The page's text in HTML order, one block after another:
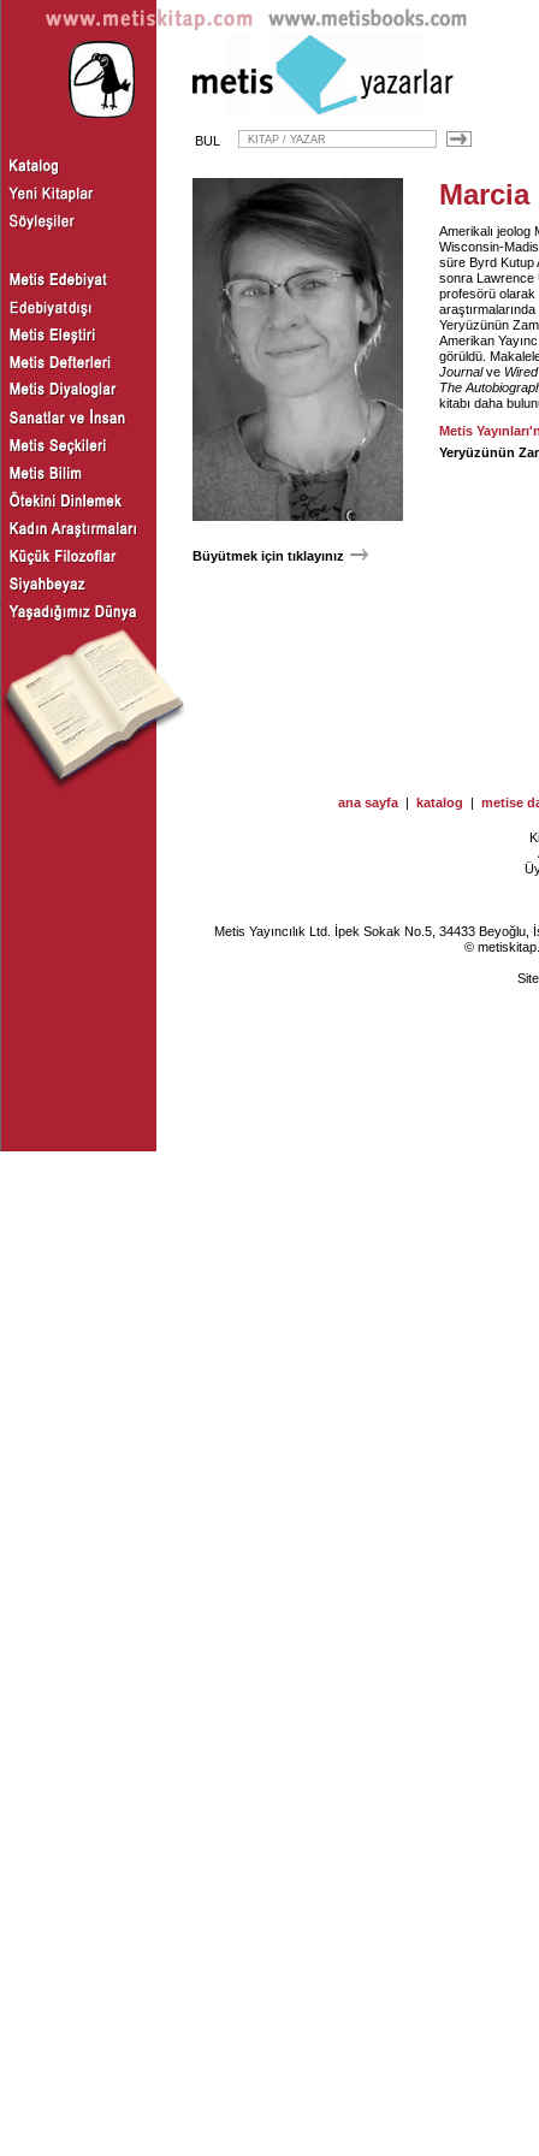
BUL
Büyütmek için tıklayınız
Amerikalı jeolog
Wisconsin-
süre Byrd Kutup
sonra Lawrence
profesörü olarak
Yeryüzünün
Amerikan
görüldü.
Journalve Wired
The
kitabı daha
Metis
Yeryüzünün
ana sayfa | katalog | metise
Metis Yayıncılık Ltd. İpek Sokak No.5, 34433
©